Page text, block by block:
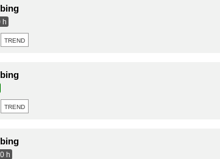
h
trend
trend
h